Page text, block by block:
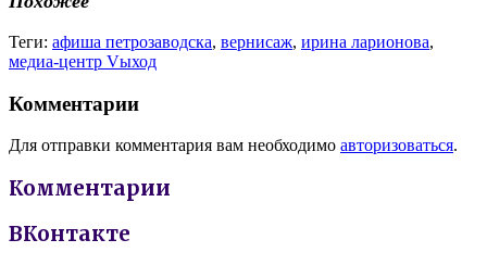
Теги: афиша петрозаводска, вернисаж, ирина ларионова,
медиа-центр Vыход
Комментарии
Для отправки комментария вам необходимо авторизоваться.
Комментарии
ВКонтакте